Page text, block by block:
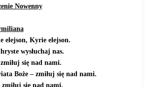
Nowenny
elejson, Kyrie elejson.
wysłuchaj nas.
się nad nami.
Boże – zmiłuj się nad nami.
się nad nami.